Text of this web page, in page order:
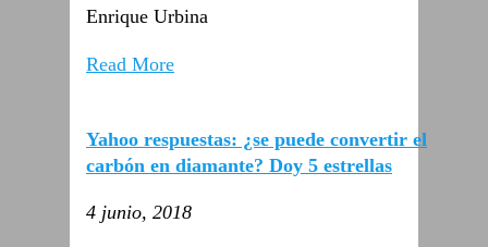
Enrique Urbina
Read More
Yahoo respuestas: ¿se puede convertir el
carbón en diamante? Doy 5 estrellas
4 junio, 2018